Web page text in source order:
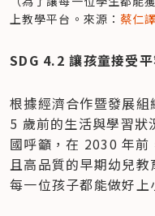
上教學平台。來源： 蔡仁
SDG 4.2 讓孩童接受
根據經濟合作暨發展組
5 歲前的生活與學習狀
國呼籲，在 2030 年前
且高品質的早期幼兒
每一位孩子都能做好上